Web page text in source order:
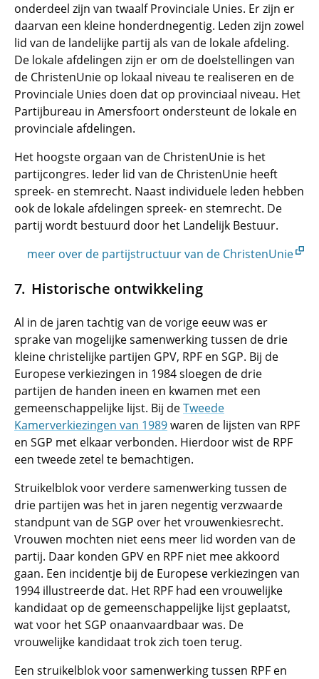
onderdeel zijn van twaalf Provinciale Unies. Er zijn er
daarvan een kleine honderdnegentig. Leden zijn zowel
lid van de landelijke partij als van de lokale afdeling.
De lokale afdelingen zijn er om de doelstellingen van
de ChristenUnie op lokaal niveau te realiseren en de
Provinciale Unies doen dat op provinciaal niveau. Het
Partijbureau in Amersfoort ondersteunt de lokale en
provinciale afdelingen.
Het hoogste orgaan van de ChristenUnie is het
partijcongres. Ieder lid van de ChristenUnie heeft
spreek- en stemrecht. Naast individuele leden hebben
ook de lokale afdelingen spreek- en stemrecht. De
partij wordt bestuurd door het Landelijk Bestuur.
meer over de partijstructuur van de ChristenUnie
Historische ontwikkeling
Al in de jaren tachtig van de vorige eeuw was er
sprake van mogelijke samenwerking tussen de drie
kleine christelijke partijen GPV, RPF en SGP. Bij de
Europese verkiezingen in 1984 sloegen de drie
partijen de handen ineen en kwamen met een
gemeenschappelijke lijst. Bij deTweede
Kamerverkiezingen van 1989waren de lijsten van RPF
en SGP met elkaar verbonden. Hierdoor wist de RPF
een tweede zetel te bemachtigen.
Struikelblok voor verdere samenwerking tussen de
drie partijen was het in jaren negentig verzwaarde
standpunt van de SGP over het vrouwenkiesrecht.
Vrouwen mochten niet eens meer lid worden van de
partij. Daar konden GPV en RPF niet mee akkoord
gaan. Een incidentje bij de Europese verkiezingen van
1994 illustreerde dat. Het RPF had een vrouwelijke
kandidaat op de gemeenschappelijke lijst geplaatst,
wat voor het SGP onaanvaardbaar was. De
vrouwelijke kandidaat trok zich toen terug.
Een struikelblok voor samenwerking tussen RPF en